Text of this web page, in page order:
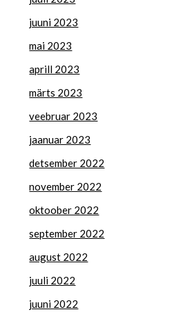
juuni 2023
mai 2023
aprill 2023
märts 2023
veebruar 2023
jaanuar 2023
detsember 2022
november 2022
oktoober 2022
september 2022
august 2022
juuli 2022
juuni 2022